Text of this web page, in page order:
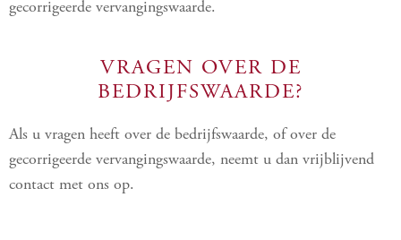
gecorrigeerde vervangingswaarde.
VRAGEN OVER DE
BEDRIJFSWAARDE?
Als u vragen heeft over de bedrijfswaarde, of over de
gecorrigeerde vervangingswaarde, neemt u dan vrijblijvend
contact met ons op.